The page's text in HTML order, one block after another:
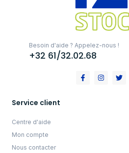
Besoin d'aide ? Appelez-nous !
+32 61/32.02.68
Service client
Centre d'aide
Mon compte
Nous contacter